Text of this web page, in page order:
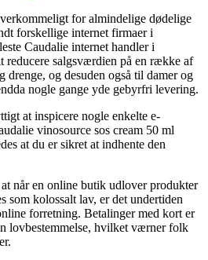
for almindelige dødelige
forskellige internet firmaer i
Caudalie internet handler i
salgsværdien på en række af
drenge, og desuden også til damer og
nogle gange yde gebyrfri levering.
at inspicere nogle enkelte e-
vinosource sos cream 50 ml
at du er sikret at indhente den
når en online butik udlover produkter
som kolossalt lav, er det undertiden
forretning. Betalinger med kort er
lovbestemmelse, hvilket værner folk